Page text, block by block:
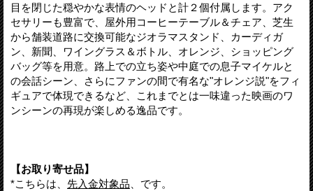
目を閉じた穏やかな表情のヘッドと計２個付属します。アク
セサリーも豊富で、屋外用コーヒーテーブル＆チェア、芝生
から舗装道路に交換可能なジオラマスタンド、カーディガ
ン、新聞、ワイングラス＆ボトル、オレンジ、ショッピング
バッグ等を用意。路上での立ち姿や中庭での息子マイケルと
の会話シーン、さらにファンの間で有名な"オレンジ説"をフィ
ギュアで体現できるなど、これまでとは一味違った映画のワ
ンシーンの再現が楽しめる逸品です。
【お取り寄せ品】
*こちらは、 先入金対象品 、です。